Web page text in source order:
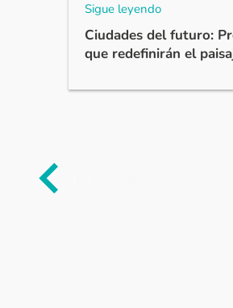
Sigue leyendo
Ciudades del futuro:
que redefinirán el
Item